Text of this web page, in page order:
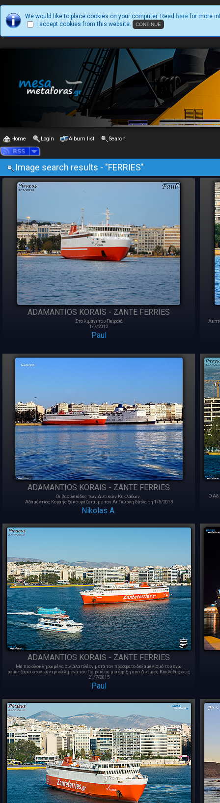
We would like to place cookies on your computer. Read here for more
I accept cookies from this website.
Home Login Album list Search
Image search results - "FERRIES"
ADAMANTIOS KORAIS - ZANTE FERRIES
Στο λιμάνι του Πειραιά
1/7/2012
Paul
ADAMANTIOS KORAIS - ZANTE FERRIES
Οι βασιλειάδες των Δυτικών Κυκλάδων.
Αδαμάντιος Κοραής ξεκουράζεται με τον Αϊ Γιώργη δίπλα τη 1/5/2013
Nikolas A.
O
ADAMANTIOS KORAIS - ZANTE FERRIES
Με πιο ολοκληρωμένα σινιάλα πλέον μετά τον πρόσφατο δεξαμενισμό του ενω
ρεμετζάρει στον κεντρικό λιμένα του Πειραιά σε μια άφιξη απο Δυτικές Κυκλάδες στις
21/7/2015
Paul